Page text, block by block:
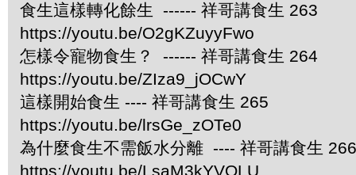
食生這樣轉化餘生 ------ 祥哥講食生 263
https://youtu.be/O2gKZuyyFwo
怎樣令寵物食生？ ------ 祥哥講食生 264
https://youtu.be/ZIza9_jOCwY
這樣開始食生 ---- 祥哥講食生 265
https://youtu.be/lrsGe_zOTe0
為什麼食生不需飯水分離 ---- 祥哥講食生 266
https://youtu.be/LsaM3kYVOLU